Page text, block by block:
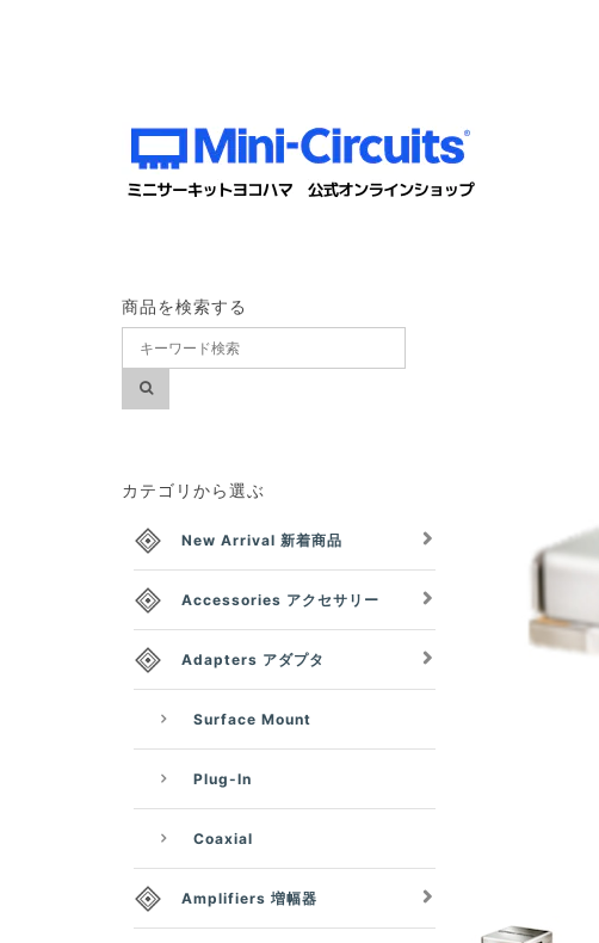
商品を検索する
カテゴリから選ぶ
New Arrival 新着商品
Accessories アクセサリー
Adapters アダプタ
Surface Mount
Plug-In
Coaxial
Amplifiers 増幅器